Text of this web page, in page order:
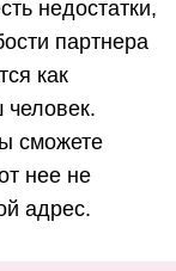
недостатки,
партнера
как
человек.
сможете
нее не
адрес.